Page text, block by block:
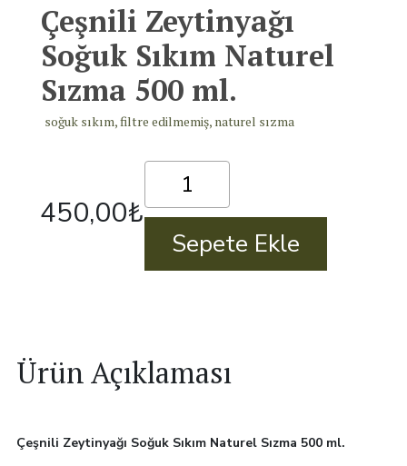
Çeşnili Zeytinyağı
Soğuk Sıkım Naturel
Sızma 500 ml.
soğuk sıkım, filtre edilmemiş, naturel sızma
450,00₺
Çeşnili
Zeytinyağı
Soğuk
NaturelSepete Ekle
Ürün Açıklaması
Çeşnili Zeytinyağı Soğuk Sıkım Naturel Sızma 500 ml.